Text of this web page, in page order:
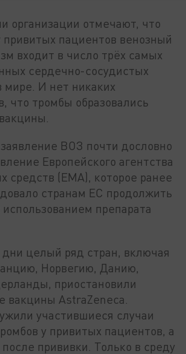
организации отмечают, что
пациентов венозный
входит в число трёх самых
сердечно-сосудистых
мире. И нет никаких
что тромбы образовались
ВОЗ почти дословно
Европейского агентства
средств (EMA), которое ранее
странам ЕС продолжить
препарата
целый ряд стран, включая
Норвегию, Данию,
приостановили
вакцины AstraZeneca.
участившиеся случаи
у привитых пациентов, а
прививки. Только в среду